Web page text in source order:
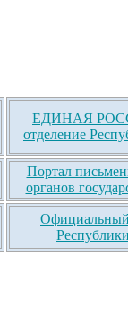
ЕДИНАЯ
отделение
Портал
органов
Официальный